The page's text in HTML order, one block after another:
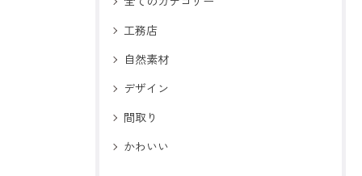
工務店
自然素材
デザイン
間取り
かわいい